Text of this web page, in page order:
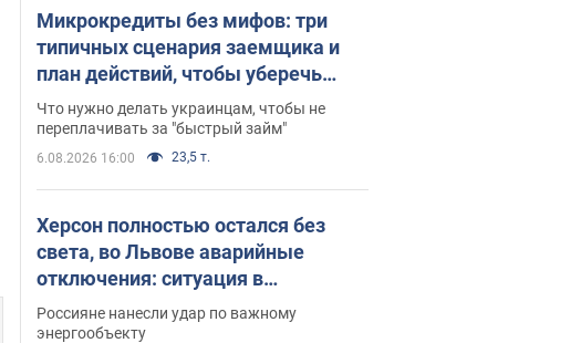
Микрокредиты без мифов: три
типичных сценария заемщика и
план действий, чтобы уберечь
свои деньги
Что нужно делать украинцам, чтобы не
переплачивать за "быстрый займ"
6.08.2026 16:00 23,5 т.
Херсон полностью остался без
света, во Львове аварийные
отключения: ситуация в
энергосистеме 6 августа
Россияне нанесли удар по важному
энергообъекту